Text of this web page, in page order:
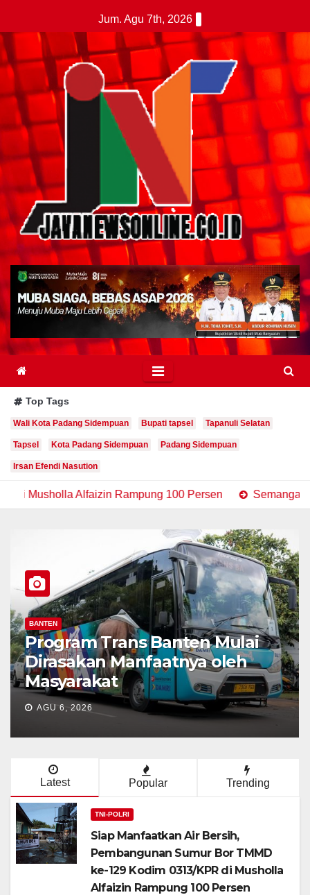
to
content
Jum. Agu 7th, 2026
Top Tags
Wali Kota Padang Sidempuan Bupati tapsel Tapanuli Selatan
Tapsel Kota Padang Sidempuan Padang Sidempuan
Irsan Efendi Nasution
Rampung 100 Persen Semangat Gotong Royong
BANTEN
Program Trans Banten Mulai
Dirasakan Manfaatnya oleh
Masyarakat
AGU 6, 2026
Latest Popular Trending
TNI-POLRI
Siap Manfaatkan Air Bersih,
Pembangunan Sumur Bor TMMD
ke-129 Kodim 0313/KPR di Musholla
Alfaizin Rampung 100 Persen